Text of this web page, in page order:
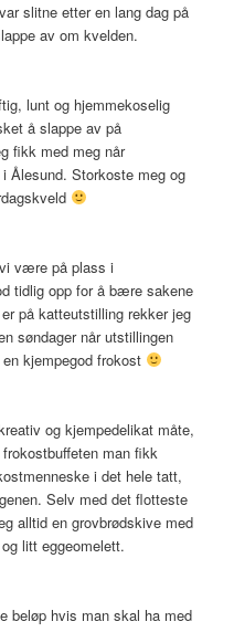
slitne etter en lang dag på
av om kvelden.
lunt og hjemmekoselig
å slappe av på
fikk med meg når
Ålesund. Storkoste meg og
være på plass i
tidlig opp for å bære sakene
på katteutstilling rekker jeg
søndager når utstillingen
kjempegod frokost
og kjempedelikat måte,
man fikk
i det hele tatt,
Selv med det flotteste
alltid en grovbrødskive med
litt eggeomelett.
beløp hvis man skal ha med